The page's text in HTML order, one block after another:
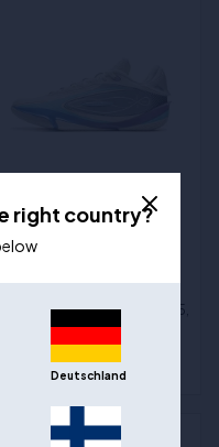
(2)
of Wade 808 5 Ultra
:42 1⁄3, 43, 43 2⁄3, 44 1⁄3, 45,
46 1⁄3, 47 2⁄3
2.399,00 kr
right country?
Deutschland